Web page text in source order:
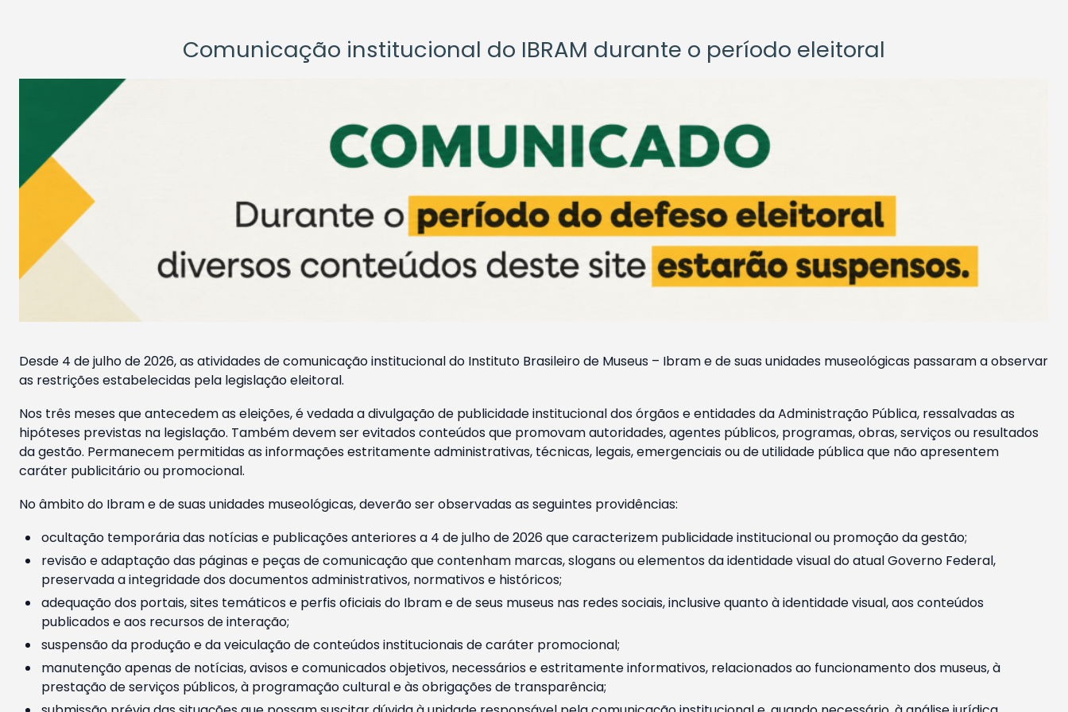
Comunicação institucional do IBRAM durante o período eleitoral
Desde 4 de julho de 2026, as atividades de comunicação institucional do Instituto Brasileiro de Museus – Ibram e de suas unidades museológicas passaram a observar
as restrições estabelecidas pela legislação eleitoral.
Nos três meses que antecedem as eleições, é vedada a divulgação de publicidade institucional dos órgãos e entidades da Administração Pública, ressalvadas as
hipóteses previstas na legislação. Também devem ser evitados conteúdos que promovam autoridades, agentes públicos, programas, obras, serviços ou resultados
da gestão. Permanecem permitidas as informações estritamente administrativas, técnicas, legais, emergenciais ou de utilidade pública que não apresentem
caráter publicitário ou promocional.
No âmbito do Ibram e de suas unidades museológicas, deverão ser observadas as seguintes providências:
ocultação temporária das notícias e publicações anteriores a 4 de julho de 2026 que caracterizem publicidade institucional ou promoção da gestão;
revisão e adaptação das páginas e peças de comunicação que contenham marcas, slogans ou elementos da identidade visual do atual Governo Federal,
preservada a integridade dos documentos administrativos, normativos e históricos;
adequação dos portais, sites temáticos e perfis oficiais do Ibram e de seus museus nas redes sociais, inclusive quanto à identidade visual, aos conteúdos
publicados e aos recursos de interação;
suspensão da produção e da veiculação de conteúdos institucionais de caráter promocional;
manutenção apenas de notícias, avisos e comunicados objetivos, necessários e estritamente informativos, relacionados ao funcionamento dos museus, à
prestação de serviços públicos, à programação cultural e às obrigações de transparência;